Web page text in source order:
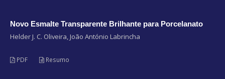
Novo Esmalte Transparente Brilhante para Porcelanato
Helder J. C. Oliveira, João António Labrincha
PDF Resumo